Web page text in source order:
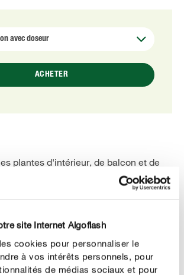
site Internet Algoflash
cookies pour personnaliser le
à vos intérêts personnels, pour
de médias sociaux et pour
ACHETER
plantes d'intérieur, de balcon et de
à l'équilibre hydrique
l'évaporation
biologique*